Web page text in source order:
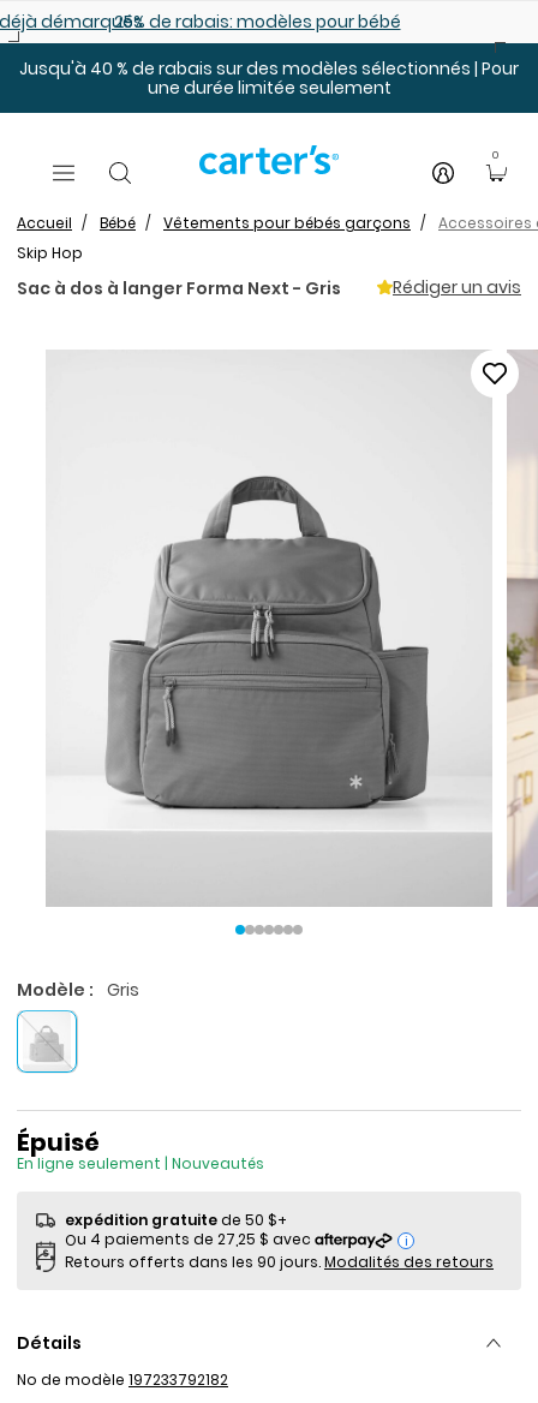
démarqués25% de rabais: modèles pour bébé
Jusqu'à 40 % de rabais sur des modèles sélectionnés | Pour
une durée limitée seulement
0
Accueil Bébé Vêtements pour bébés garçons
Accessoires
Skip Hop
Sac à dos à langer Forma Next - Gris Rédiger un avis
Modèle : Gris
Épuisé
En ligne seulement | Nouveautés
expédition gratuitede 50 $+
i
Retours offerts dans les 90 jours.Modalités des retours
Détails
No de modèle 197233792182